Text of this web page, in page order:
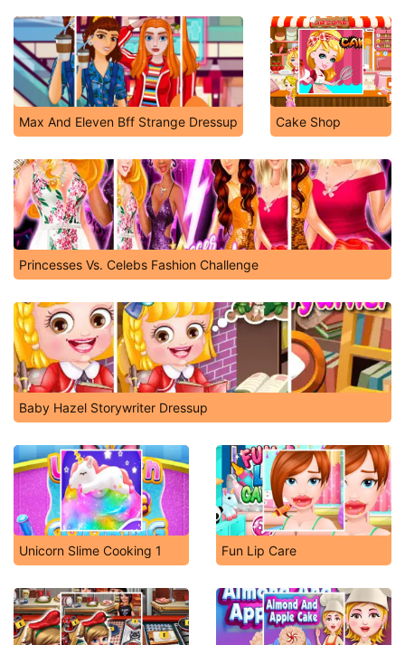
Max And Eleven Bff Strange Dressup Cake Shop
Princesses Vs. Celebs Fashion Challenge
Baby Hazel Storywriter Dressup
Unicorn Slime Cooking 1 Fun Lip Care